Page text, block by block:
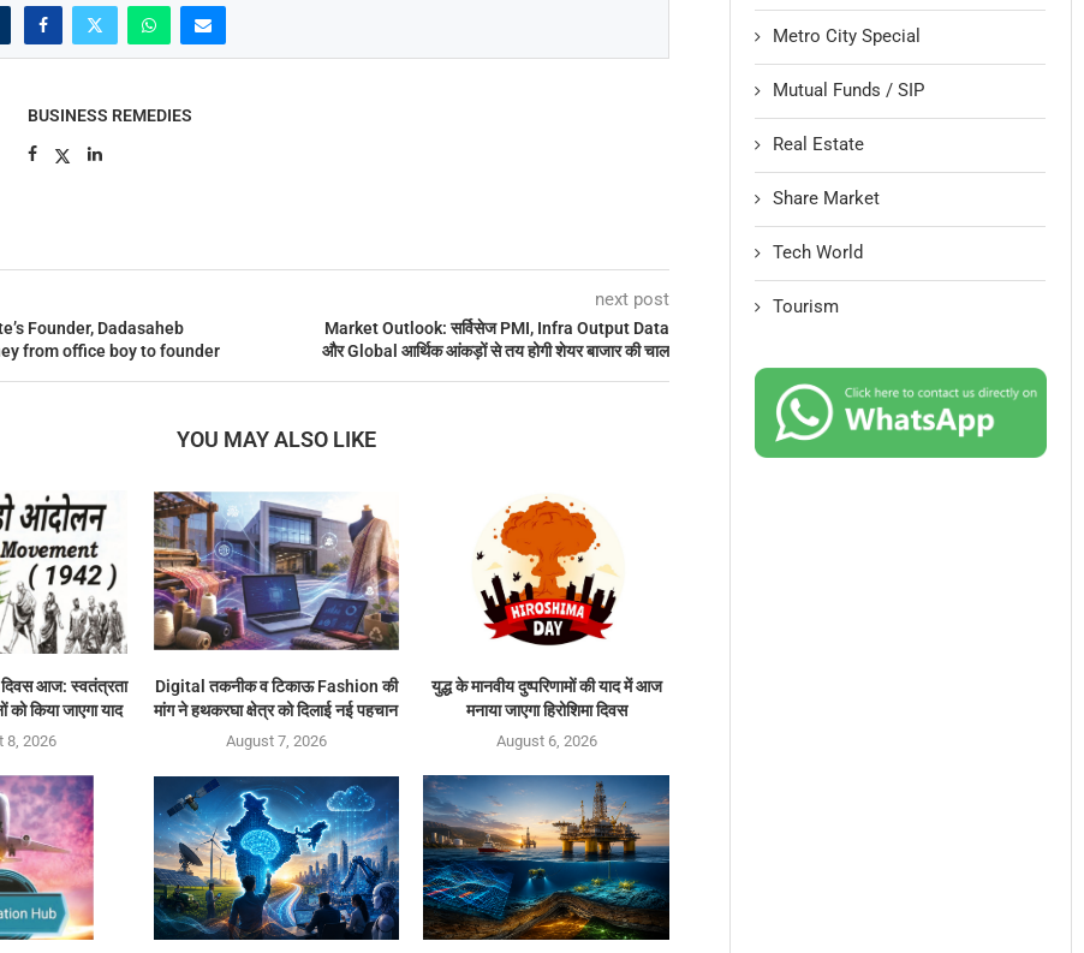
BUSINESS REMEDIES
Founder, Dadasaheb
from office boy to founder
next post
Market Outlook: सर्विसेज PMI, Infra Output Data
और Global आर्थिक आंकड़ों से तय होगी शेयर बाजार की चाल
YOU MAY ALSO LIKE
दिवस आज: स्वतंत्रता
को किया जाएगा याद
8, 2026
Digital तकनीक व टिकाऊ Fashion की
मांग ने हथकरघा क्षेत्र को दिलाई नई पहचान
August 7, 2026
युद्ध के मानवीय दुष्परिणामों की याद में आज
मनाया जाएगा हिरोशिमा दिवस
August 6, 2026
Metro City Special
Mutual Funds / SIP
Real Estate
Share Market
Tech World
Tourism